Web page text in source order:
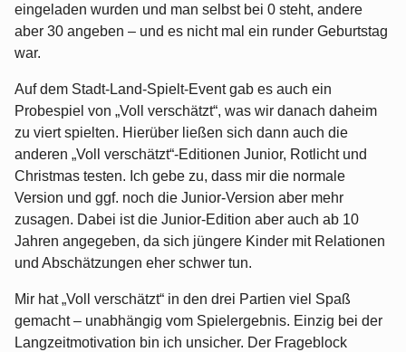
eingeladen wurden und man selbst bei 0 steht, andere
aber 30 angeben – und es nicht mal ein runder Geburtstag
war.
Auf dem Stadt-Land-Spielt-Event gab es auch ein
Probespiel von „Voll verschätzt“, was wir danach daheim
zu viert spielten. Hierüber ließen sich dann auch die
anderen „Voll verschätzt“-Editionen Junior, Rotlicht und
Christmas testen. Ich gebe zu, dass mir die normale
Version und ggf. noch die Junior-Version aber mehr
zusagen. Dabei ist die Junior-Edition aber auch ab 10
Jahren angegeben, da sich jüngere Kinder mit Relationen
und Abschätzungen eher schwer tun.
Mir hat „Voll verschätzt“ in den drei Partien viel Spaß
gemacht – unabhängig vom Spielergebnis. Einzig bei der
Langzeitmotivation bin ich unsicher. Der Frageblock